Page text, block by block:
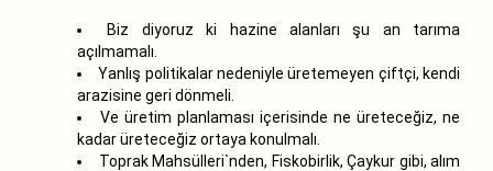
Biz diyoruz ki hazine alanları şu an tarıma
açılmamalı.
Yanlış politikalar nedeniyle üretemeyen çiftçi, kendi
arazisine geri dönmeli.
Ve üretim planlaması içerisinde ne üreteceğiz, ne
kadar üreteceğiz ortaya konulmalı.
Toprak Mahsülleri`nden, Fiskobirlik, Çaykur gibi, alım